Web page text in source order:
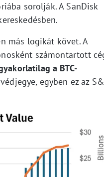
sorolják. A SanDisk
más logikát követ. A
számontartott
a BTC-
egyben ez az